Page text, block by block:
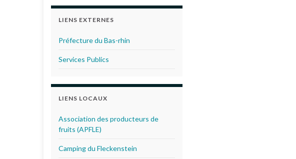
LIENS EXTERNES
Préfecture du Bas-rhin
Services Publics
LIENS LOCAUX
Association des producteurs de
fruits (APFLE)
Camping du Fleckenstein